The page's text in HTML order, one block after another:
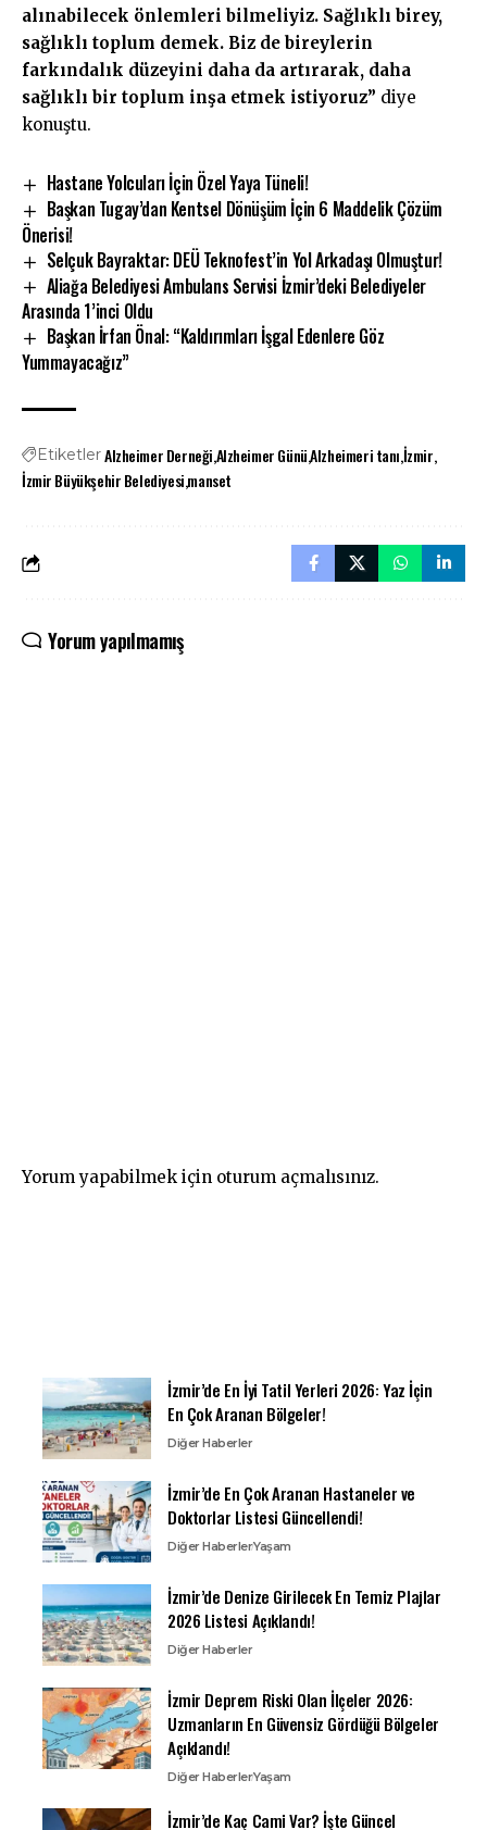
alınabilecek önlemleri bilmeliyiz. Sağlıklı birey,
sağlıklı toplum demek. Biz de bireylerin
farkındalık düzeyini daha da artırarak, daha
sağlıklı bir toplum inşa etmek istiyoruz” diye
konuştu.
Hastane Yolcuları İçin Özel Yaya Tüneli!
Başkan Tugay’dan Kentsel Dönüşüm İçin 6 Maddelik Çözüm
Önerisi!
Selçuk Bayraktar: DEÜ Teknofest’in Yol Arkadaşı Olmuştur!
Aliağa Belediyesi Ambulans Servisi İzmir’deki Belediyeler
Arasında 1’inci Oldu
Başkan İrfan Önal: “Kaldırımları İşgal Edenlere Göz
Yummayacağız”
EtiketlerAlzheimer DerneğiAlzheimer GünüAlzheimeri tanıİzmir
İzmir Büyükşehir Belediyesimanset
Yorum yapılmamış
Yorum yapabilmek için oturum açmalısınız.
İzmir’de En İyi Tatil Yerleri 2026: Yaz İçin
En Çok Aranan Bölgeler!
Diğer Haberler
İzmir’de En Çok Aranan Hastaneler ve
Doktorlar Listesi Güncellendi!
Diğer HaberlerYaşam
İzmir’de Denize Girilecek En Temiz Plajlar
2026 Listesi Açıklandı!
Diğer Haberler
İzmir Deprem Riski Olan İlçeler 2026:
Uzmanların En Güvensiz Gördüğü Bölgeler
Açıklandı!
Diğer HaberlerYaşam
İzmir’de Kaç Cami Var? İşte Güncel